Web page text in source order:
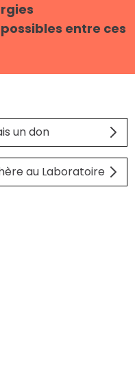
entre ces
un don
au Laboratoire